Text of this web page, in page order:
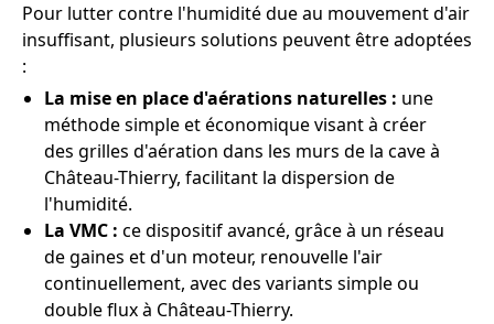
Pour lutter contre l'humidité due au mouvement d'air
insuffisant, plusieurs solutions peuvent être adoptées
:
La mise en place d'aérations naturelles : une
méthode simple et économique visant à créer
des grilles d'aération dans les murs de la cave à
Château-Thierry, facilitant la dispersion de
l'humidité.
La VMC : ce dispositif avancé, grâce à un réseau
de gaines et d'un moteur, renouvelle l'air
continuellement, avec des variants simple ou
double flux à Château-Thierry.